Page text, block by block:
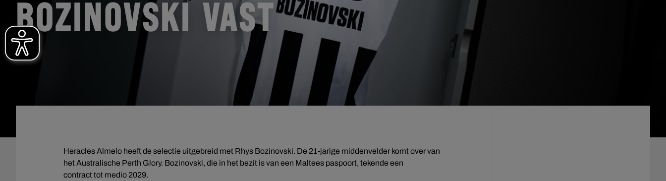
BOZINOVSKI VAST
Heracles Almelo heeft de selectie uitgebreid met Rhys Bozinovski. De 21-jarige middenvelder komt over van
het Australische Perth Glory. Bozinovski, die in het bezit is van een Maltees paspoort, tekende een
contract tot medio 2029.